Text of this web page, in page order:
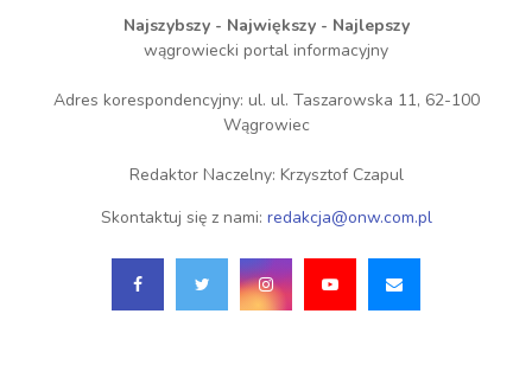
Najszybszy - Największy - Najlepszy
wągrowiecki portal informacyjny
Adres korespondencyjny: ul. ul. Taszarowska 11, 62-100
Wągrowiec
Redaktor Naczelny: Krzysztof Czapul
Skontaktuj się z nami: redakcja@onw.com.pl